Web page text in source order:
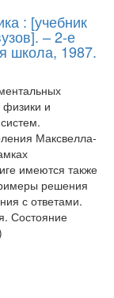
: [учебник
– 2-е
школа, 1987.
физики и
Максвелла-
имеются также
решения
с ответами.
Состояние